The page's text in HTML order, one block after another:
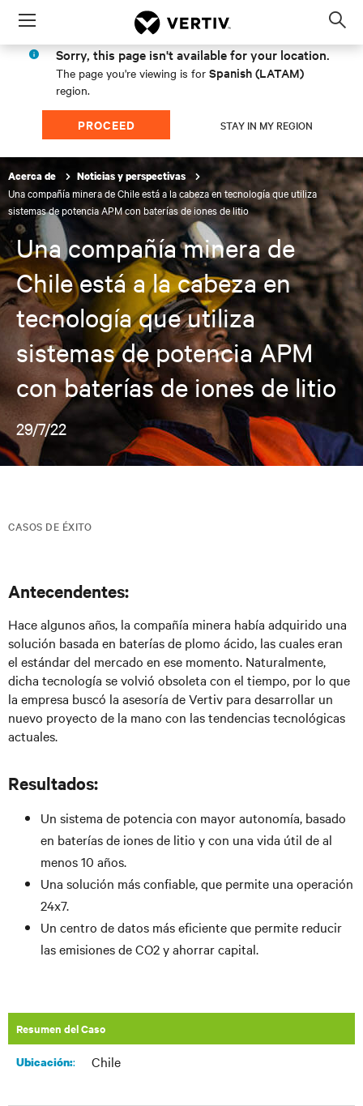
Menu
Sorry, this page isn't available for your location.
The page you're viewing is for Spanish (LATAM)
region.
PROCEED STAY IN MY REGION
Acerca de Noticias y perspectivas
Una compañía minera de Chile está a la cabeza en tecnología que utiliza
sistemas de potencia APM con baterías de iones de litio
Una compañía minera de
Chile está a la cabeza en
tecnología que utiliza
sistemas de potencia APM
con baterías de iones de litio
29/7/22
CASOS DE ÉXITO
Antecendentes:
Hace algunos años, la compañía minera había adquirido una
solución basada en baterías de plomo ácido, las cuales eran
el estándar del mercado en ese momento. Naturalmente,
dicha tecnología se volvió obsoleta con el tiempo, por lo que
la empresa buscó la asesoría de Vertiv para desarrollar un
nuevo proyecto de la mano con las tendencias tecnológicas
actuales.
Resultados:
Un sistema de potencia con mayor autonomía, basado
en baterías de iones de litio y con una vida útil de al
menos 10 años.
Una solución más confiable, que permite una operación
24x7.
Un centro de datos más eficiente que permite reducir
las emisiones de CO2 y ahorrar capital.
Resumen del Caso
Ubicación::​ Chile